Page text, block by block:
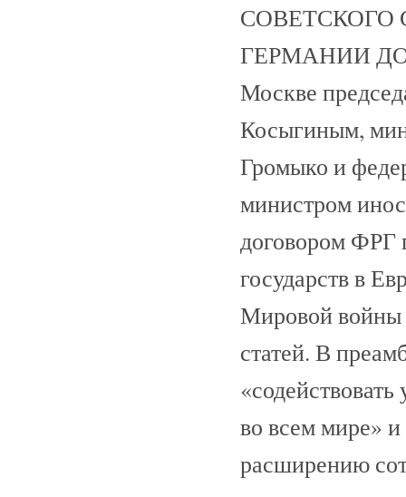
СОВЕТСКОГО
ГЕРМАНИИ
Москве
Косыгиным,
Громыко и
министром
договором ФРГ
государств в
Мировой войны
статей. В
во всем мире»
расширению